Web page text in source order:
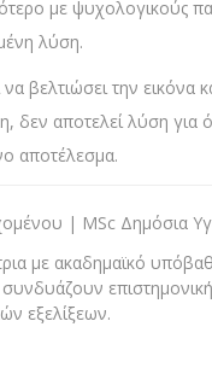
με ψυχολογικούς
λύση.
την εικόνα
αποτελεί λύση
αποτέλεσμα.
| MSc Δημόσια
με ακαδημαϊκό
εξελίξεων.